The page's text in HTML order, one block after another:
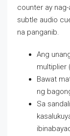
counter ay
subtle audio
na panganib.
Ang
multiplier
Bawat
ng
Sa